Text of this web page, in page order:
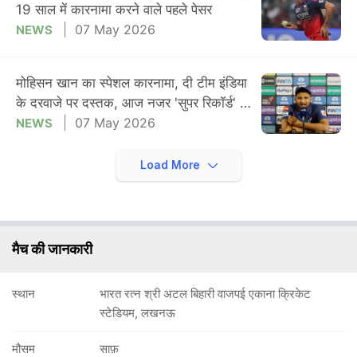
19 साल में कारनामा करने वाले पहले पेसर
NEWS 07 May 2026
मोहिसन खान का स्पेशल कारनामा, दी टीम इंडिया
के दरवाजे पर दस्तक, आज नजर 'सुपर रिकॉर्ड' की
बराबरी पर
NEWS 07 May 2026
Load More
मैच की जानकारी
स्थान
भारत रत्न श्री अटल बिहारी वाजपई एकाना क्रिकेट
स्टेडियम, लखनऊ
मौसम साफ़